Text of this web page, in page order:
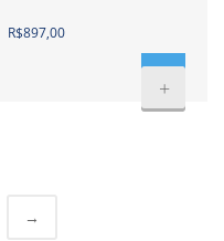
R$897,00
+
→